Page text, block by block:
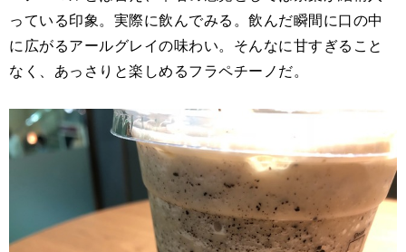
っている印象。実際に飲んでみる。飲んだ瞬間に口の中
に広がるアールグレイの味わい。そんなに甘すぎること
なく、あっさりと楽しめるフラペチーノだ。